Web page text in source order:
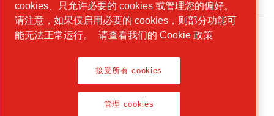
Legal Notice, Privacy Policy
cookies、只允许必要的 cookies 或管理您的偏好。
请注意，如果仅启用必要的 cookies，则部分功能可
能无法正常运行。
请查看我们的 Cookie 政策
接受所有 cookies
管理 cookies